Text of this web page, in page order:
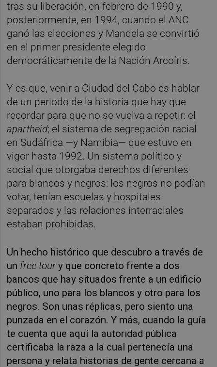
tras su liberación, en febrero de 1990 y,
posteriormente, en 1994, cuando el ANC
ganó las elecciones y Mandela se convirtió
en el primer presidente elegido
democráticamente de la Nación Arcoíris.
Y es que, venir a Ciudad del Cabo es hablar
de un periodo de la historia que hay que
recordar para que no se vuelva a repetir: el
apartheid; el sistema de segregación racial
en Sudáfrica —y Namibia— que estuvo en
vigor hasta 1992. Un sistema político y
social que otorgaba derechos diferentes
para blancos y negros: los negros no podían
votar, tenían escuelas y hospitales
separados y las relaciones interraciales
estaban prohibidas.
Un hecho histórico que descubro a través de
un free toury que concreto frente a dos
bancos que hay situados frente a un edificio
público, uno para los blancos y otro para los
negros. Son unas réplicas, pero siento una
punzada en el corazón. Y más, cuando la guía
te cuenta que aquí la autoridad pública
certificaba la raza a la cual pertenecía una
persona y relata historias de gente cercana a